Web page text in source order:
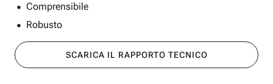
Comprensibile
Robusto
SCARICA IL RAPPORTO TECNICO